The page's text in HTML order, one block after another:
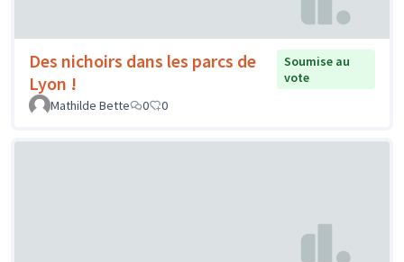
Des nichoirs dans les parcs de
Lyon !
Soumise au
vote
Mathilde Bette
0 0